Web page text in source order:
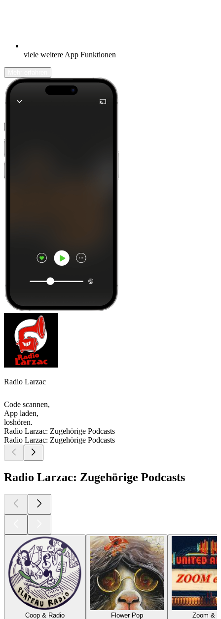
viele weitere App Funktionen
Radio Larzac
Code scannen,
App laden,
loshören.
Radio Larzac: Zugehörige Podcasts
Radio Larzac: Zugehörige Podcasts
Radio Larzac: Zugehörige Podcasts
Coop & Radio
Flower Pop
Zoom &